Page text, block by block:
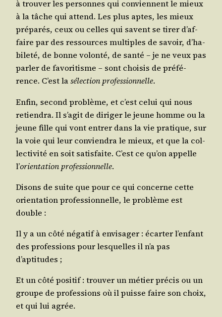
à trou­ver les per­sonnes qui conviennent le mieux
à la tâche qui attend. Les plus aptes, les mieux
pré­pa­rés, ceux ou celles qui savent se tirer d’af­
faire par des res­sources mul­tiples de savoir, d’ha­
bi­le­té, de bonne volon­té, de san­té – je ne veux pas
par­ler de favo­ri­tisme – sont choi­sis de pré­fé­
rence. C’est lasélec­tion pro­fes­sion­nelle.
Enfin, second pro­blème, et c’est celui qui nous
retien­dra. Il s’a­git de diri­ger le jeune homme ou la
jeune fille qui vont entrer dans la vie pra­tique, sur
la voie qui leur convien­dra le mieux, et que la col­
lec­ti­vi­té en soit satis­faite. C’est ce qu’on appelle
l’orien­ta­tion pro­fes­sion­nelle.
Disons de suite que pour ce qui concerne cette
orien­ta­tion pro­fes­sion­nelle, le pro­blème est
double :
Il y a un côté néga­tif à envi­sa­ger : écar­ter l’en­fant
des pro­fes­sions pour les­quelles il n’a pas
d’aptitudes ;
Et un côté posi­tif : trou­ver un métier pré­cis ou un
groupe de pro­fes­sions où il puisse faire son choix,
et qui lui agrée.